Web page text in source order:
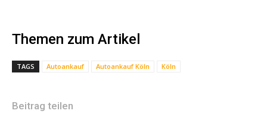
Themen zum Artikel
TAGS Autoankauf Autoankauf Köln Köln
Beitrag teilen